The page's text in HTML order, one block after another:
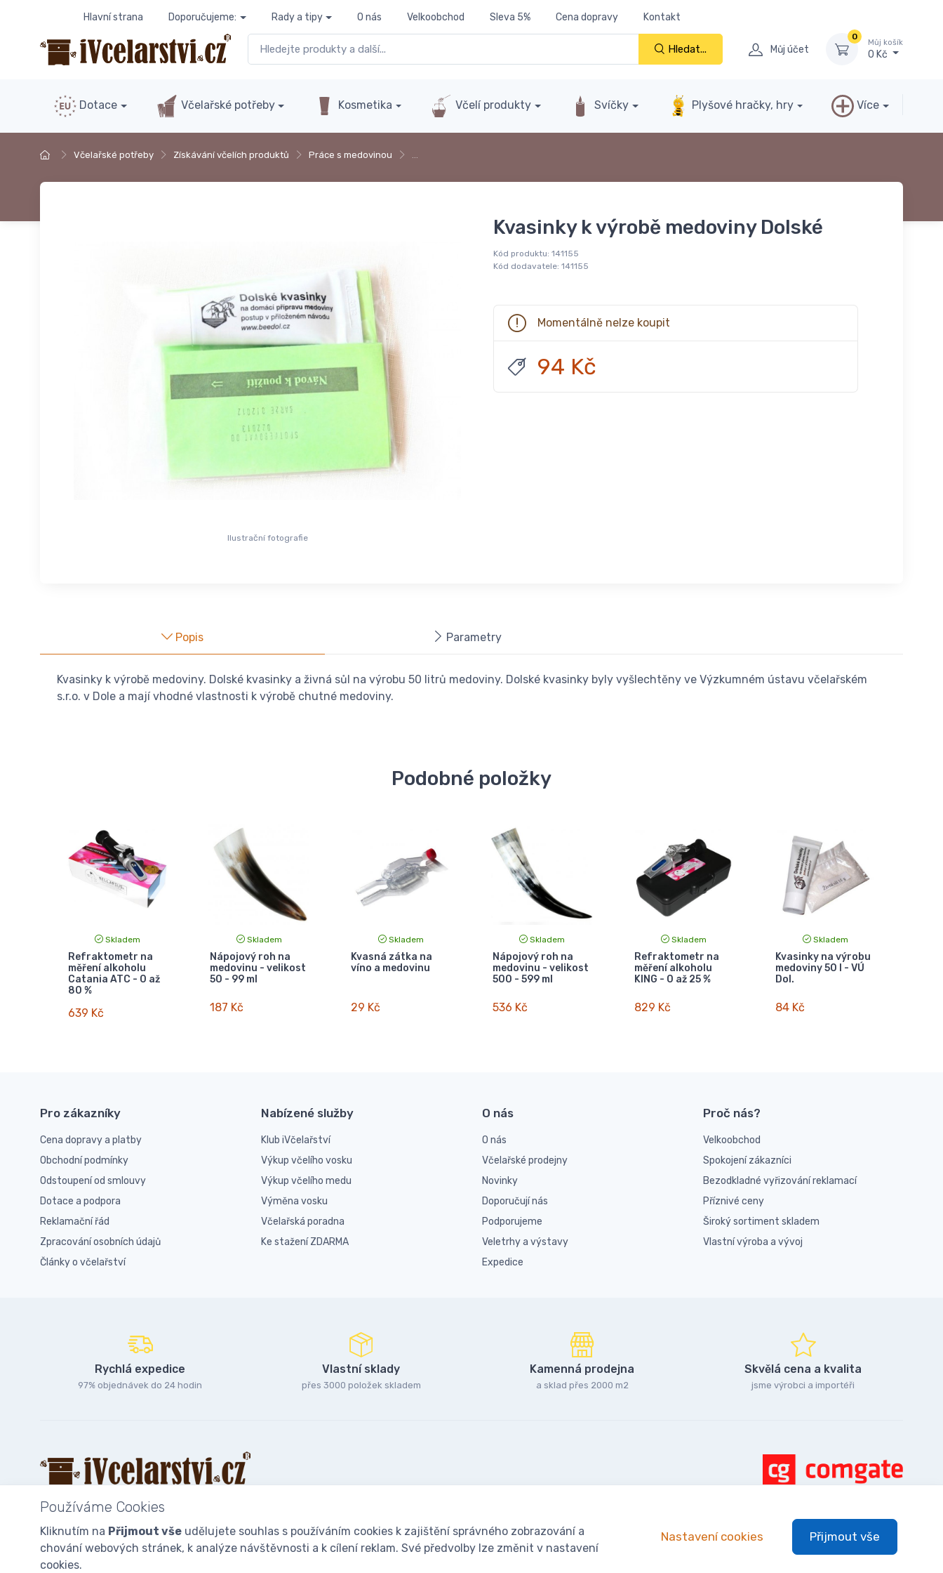
Hlavní strana Doporučujeme: Rady a tipy O nás Velkoobchod Sleva 5% Cena dopravy Kontakt
Hledat... Můj účet
0
Můj košík
0 Kč
Dotace Včelařské potřeby Kosmetika Včelí produkty Svíčky Plyšové hračky, hry Více
Včelařské potřeby Získávání včelích produktů Práce s medovinou …
Ilustrační fotografie
Kvasinky k výrobě medoviny Dolské
Kód produktu: 141155
Kód dodavatele: 141155
Momentálně nelze koupit
94 Kč
Popis Parametry
Kvasinky k výrobě medoviny. Dolské kvasinky a živná sůl na výrobu 50 litrů medoviny. Dolské kvasinky byly vyšlechtěny ve Výzkumném ústavu včelařském
s.r.o. v Dole a mají vhodné vlastnosti k výrobě chutné medoviny.
Podobné položky
Skladem
Refraktometr na
měření alkoholu
Catania ATC - 0 až
80 %
639 Kč
Skladem
Nápojový roh na
medovinu - velikost
50 - 99 ml
187 Kč
Skladem
Kvasná zátka na
víno a medovinu
29 Kč
Skladem
Nápojový roh na
medovinu - velikost
500 - 599 ml
536 Kč
Skladem
Refraktometr na
měření alkoholu
KING - 0 až 25 %
829 Kč
Skladem
Kvasinky na výrobu
medoviny 50 l - VÚ
Dol.
84 Kč
Pro zákazníky
Cena dopravy a platby
Obchodní podmínky
Odstoupení od smlouvy
Dotace a podpora
Reklamační řád
Zpracování osobních údajů
Články o včelařství
Nabízené služby
Klub iVčelařství
Výkup včelího vosku
Výkup včelího medu
Výměna vosku
Včelařská poradna
Ke stažení ZDARMA
O nás
O nás
Včelařské prodejny
Novinky
Doporučují nás
Podporujeme
Veletrhy a výstavy
Expedice
Proč nás?
Velkoobchod
Spokojení zákazníci
Bezodkladné vyřizování reklamací
Příznivé ceny
Široký sortiment skladem
Vlastní výroba a vývoj
Rychlá expedice
97% objednávek do 24 hodin
Vlastní sklady
přes 3000 položek skladem
Kamenná prodejna
a sklad přes 2000 m2
Skvělá cena a kvalita
jsme výrobci a importéři
© 2025iVcelarstvi.cz®Všechna práva vyhrazena.|Staňte se fanoušky: Včelařské potřeby - www.ivcelarstvi.cz
Používáme Cookies
Kliknutím na Přijmout vše udělujete souhlas s používáním cookies k zajištění správného zobrazování a
chování webových stránek, k analýze návštěvnosti a k cílení reklam. Své předvolby lze změnit v nastavení
cookies.
Nastavení cookies Přijmout vše